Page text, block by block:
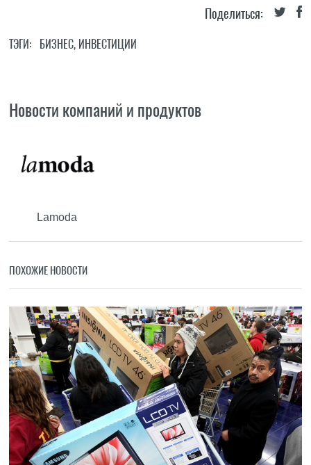
Поделиться:
ТЭГИ: БИЗНЕС, ИНВЕСТИЦИИ
Новости компаний и продуктов
Lamoda
ПОХОЖИЕ НОВОСТИ